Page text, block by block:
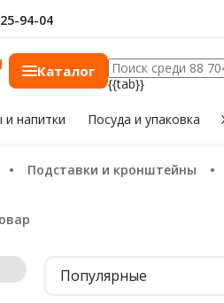
94-04
Каталог
{{tab}}
и напитки Посуда и упаковка
Подставки и кронштейны
Популярные